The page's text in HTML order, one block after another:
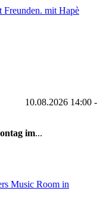
Freunden. mit Hapè
10.08.2026 14:00 -
im...
Music Room in